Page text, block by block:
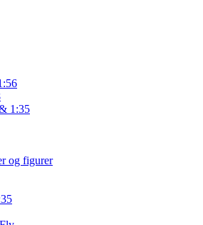
1:35
og figurer